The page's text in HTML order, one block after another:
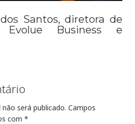
Santos, diretora de
Business e
será publicado. Campos
com *